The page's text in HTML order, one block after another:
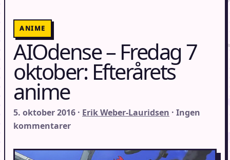
ANIME
AIOdense – Fredag 7
oktober: Efterårets
anime
5. oktober 2016 · Erik Weber-Lauridsen · Ingen
kommentarer